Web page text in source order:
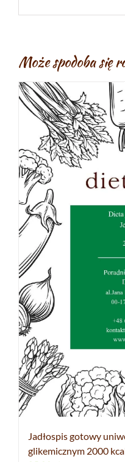
Może spodoba się
Jadłospis gotowy
glikemicznym 2000